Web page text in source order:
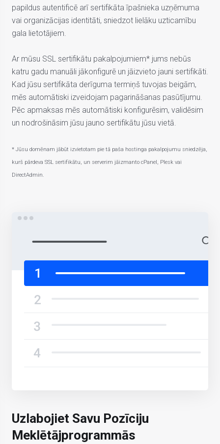
papildus autentificē arī sertifikāta īpašnieka uzņēmuma
vai organizācijas identitāti, sniedzot lielāku uzticamību
gala lietotājiem.
Ar mūsu SSL sertifikātu pakalpojumiem* jums nebūs
katru gadu manuāli jākonfigurē un jāizvieto jauni sertifikāti.
Kad jūsu sertifikāta derīguma termiņš tuvojas beigām,
mēs automātiski izveidojam pagarināšanas pasūtījumu.
Pēc apmaksas mēs automātiski konfigurēsim, validēsim
un nodrošināsim jūsu jauno sertifikātu jūsu vietā.
* Jūsu domēnam jābūt izvietotam pie tā paša hostinga pakalpojumu sniedzēja,
kurš pārdeva SSL sertifikātu, un serverim jāizmanto cPanel, Plesk vai
DirectAdmin.
Uzlabojiet Savu Pozīciju
Meklētājprogrammās